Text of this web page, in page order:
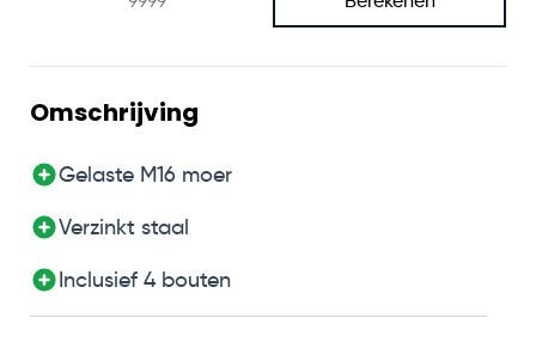
Omschrijving
Gelaste M16 moer
Verzinkt staal
Inclusief 4 bouten